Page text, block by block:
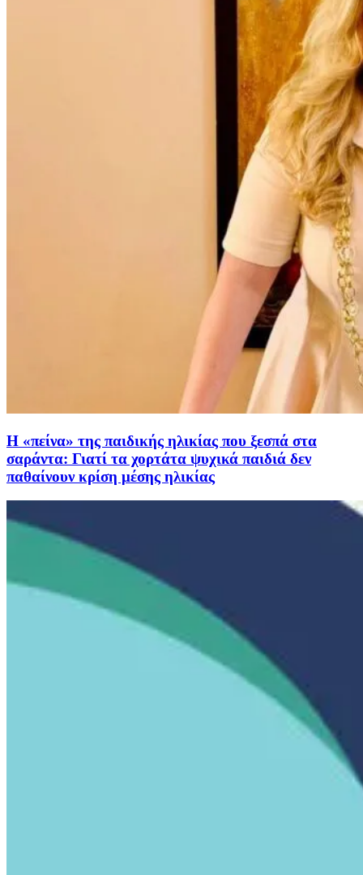
Η «πείνα» της παιδικής ηλικίας που ξεσπά στα
σαράντα: Γιατί τα χορτάτα ψυχικά παιδιά δεν
παθαίνουν κρίση μέσης ηλικίας